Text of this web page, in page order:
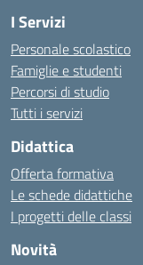
I Servizi
Personale scolastico
Famiglie e studenti
Percorsi di studio
Tutti i servizi
Didattica
Offerta formativa
Le schede didattiche
I progetti delle classi
Novità